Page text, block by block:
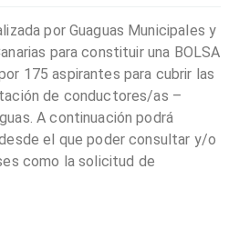
por Guaguas Municipales y
para constituir una BOLSA
175 aspirantes para cubrir las
de conductores/as –
A continuación podrá
el que poder consultar y/o
como la solicitud de